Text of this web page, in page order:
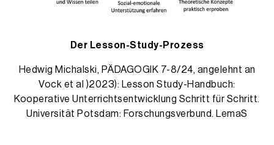
Der Lesson-Study-Prozess
Hedwig Michalski, PÄDAGOGIK 7-8/24, angelehnt an
Vock et al )2023): Lesson Study-Handbuch:
Kooperative Unterrichtsentwicklung Schritt für Schritt.
Universität Potsdam: Forschungsverbund. LemaS